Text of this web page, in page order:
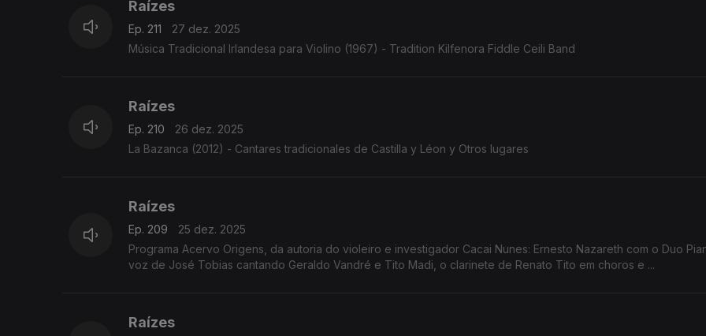
Raízes
Ep. 211
27 dez. 2025
Música Tradicional Irlandesa para Violino (1967) - Tradition Kilfenora Fiddle Ceili Band
Raízes
Ep. 210
26 dez. 2025
La Bazanca (2012) - Cantares tradicionales de Castilla y Léon y Otros lugares
Raízes
Ep. 209
25 dez. 2025
Programa Acervo Origens, da autoria do violeiro e investigador Cacai Nunes: Ernesto Nazareth com o Duo Pianístico, a
voz de José Tobias cantando Geraldo Vandré e Tito Madi, o clarinete de Renato Tito em choros e ...
Raízes